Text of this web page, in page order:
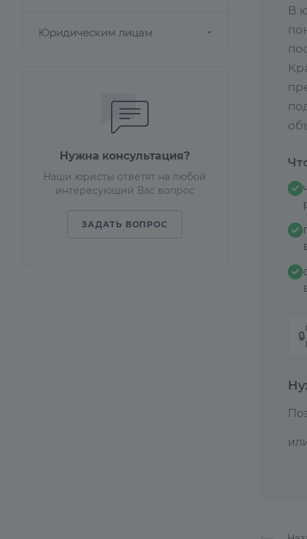
В
🔒
Юридическим лицам
Нужна консультация?
Наши юристы ответят на любой
интересующий Вас вопрос
ЗАДАТЬ ВОПРОС